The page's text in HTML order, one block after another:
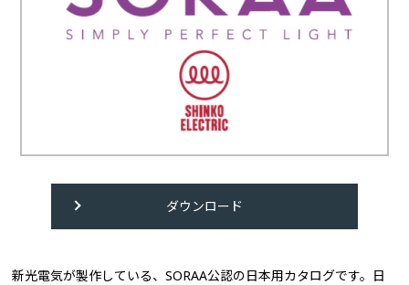
ダウンロード
新光電気が製作している、SORAA公認の日本用カタログです。日